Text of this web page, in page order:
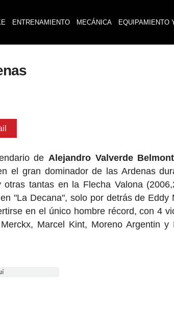
ENTRENAMIENTO MECÁNICA EQUIPAMIENTO
de Alejandro Valverde
el gran dominador de las Ardenas
tantas en la Flecha Valona
"La Decana", solo por detrás de Eddy
en el único hombre récord, con 4
Marcel Kint, Moreno Argentin y